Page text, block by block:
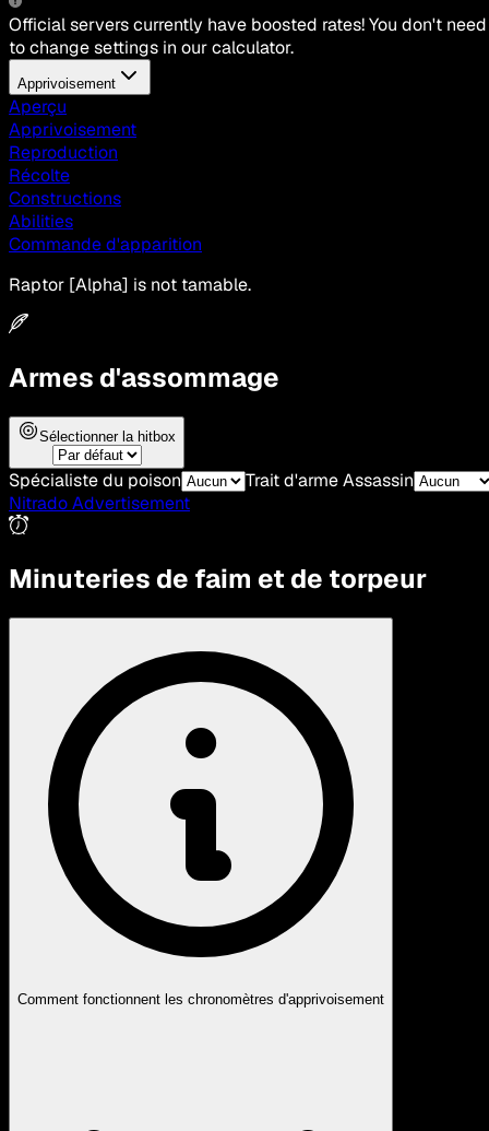
Official servers currently have boosted rates! You don't need
to change settings in our calculator.
Apprivoisement
Aperçu
Apprivoisement
Reproduction
Récolte
Constructions
Abilities
Commande d'apparition
Raptor [Alpha] is not tamable.
Armes d'assommage
Sélectionner la hitbox
Spécialiste du poison
Trait d'arme Assassin
Nitrado Advertisement
Minuteries de faim et de torpeur
Comment fonctionnent les chronomètres d'apprivoisement